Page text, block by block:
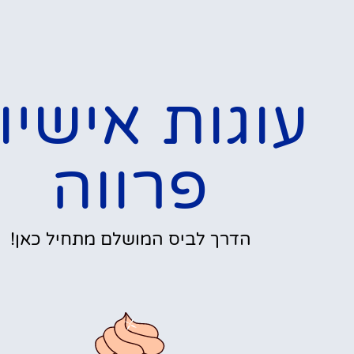
עוגות
פרווה
הדרך לביס המושלם מתחיל כאן!